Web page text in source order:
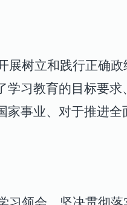
树立和践行正确政
学习教育的目标要
家事业、对于推进